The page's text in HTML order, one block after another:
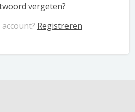
vergeten?
Registreren